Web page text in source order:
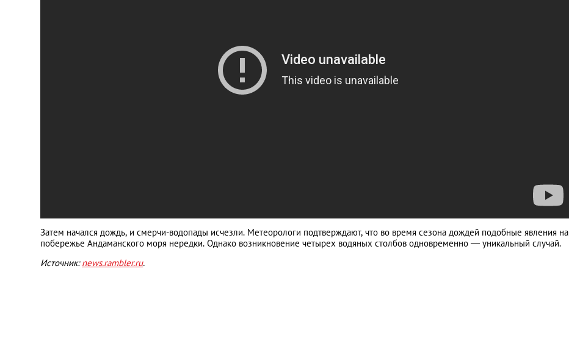
Затем начался дождь, и смерчи-водопады исчезли. Метеорологи подтверждают, что во время сезона дождей подобные явления на
побережье Андаманского моря нередки. Однако возникновение четырех водяных столбов одновременно ― уникальный случай.
Источник:news.rambler.ru.